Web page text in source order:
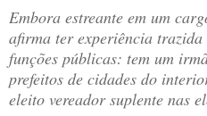
Embora estreante em um
afirma ter experiência
funções públicas: tem um
prefeitos de cidades do
eleito vereador suplente nas